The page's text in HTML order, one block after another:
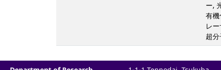
ー,
有
レ
超